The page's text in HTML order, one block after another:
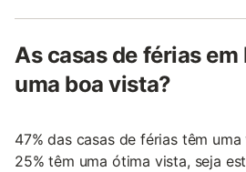
As casas de férias
uma boa vista?
47% das casas de férias têm
25% têm uma ótima vista, seja